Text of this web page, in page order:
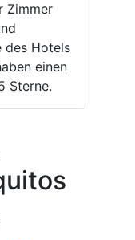
Zimmer
des Hotels
einen
Sterne.